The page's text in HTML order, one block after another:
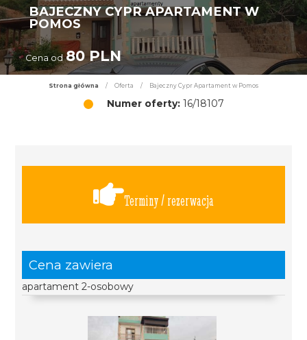
BAJECZNY CYPR APARTAMENT W
POMOS
Cena od 80 PLN
Strona główna / Oferta / Bajeczny Cypr Apartament w Pomos
Numer oferty:16/18107
Terminy / rezerwacja
Cena zawiera
apartament 2-osobowy